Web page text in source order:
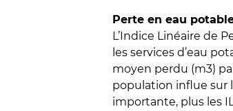
Perte en eau
L’Indice Linéaire de
les services d’eau
moyen perdu (m3)
population influe sur
importante, plus les